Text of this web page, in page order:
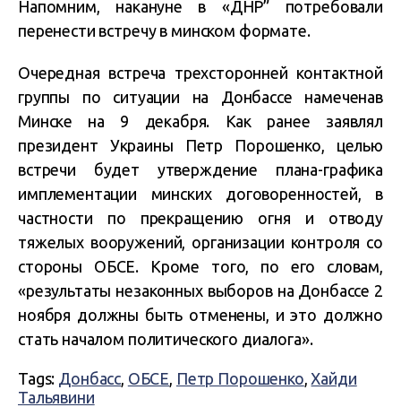
Напомним, накануне в «ДНР” потребовали
перенести встречу в минском формате.
Очередная встреча трехсторонней контактной
группы по ситуации на Донбассе намеченав
Минске на 9 декабря. Как ранее заявлял
президент Украины Петр Порошенко, целью
встречи будет утверждение плана-графика
имплементации минских договоренностей, в
частности по прекращению огня и отводу
тяжелых вооружений, организации контроля со
стороны ОБСЕ. Кроме того, по его словам,
«результаты незаконных выборов на Донбассе 2
ноября должны быть отменены, и это должно
стать началом политического диалога».
Tags: Донбасс, ОБСЕ, Петр Порошенко,Хайди
Тальявини